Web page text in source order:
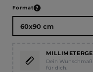
Formatauswählen
Dein
für dich.